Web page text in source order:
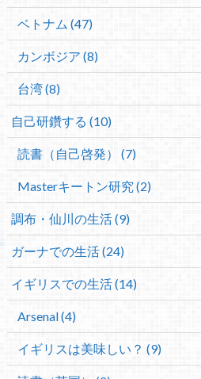
ベトナム (47)
カンボジア (8)
台湾 (8)
自己研鑽する (10)
読書（自己啓発） (7)
Masterキートン研究 (2)
調布・仙川の生活 (9)
ガーナでの生活 (24)
イギリスでの生活 (14)
Arsenal (4)
イギリスは美味しい？ (9)